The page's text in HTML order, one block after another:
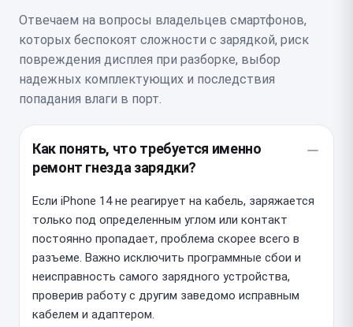
Отвечаем на вопросы владельцев смартфонов,
которых беспокоят сложности с зарядкой, риск
повреждения дисплея при разборке, выбор
надежных комплектующих и последствия
попадания влаги в порт.
Как понять, что требуется именно
ремонт гнезда зарядки?
Если iPhone 14 не реагирует на кабель, заряжается
только под определенным углом или контакт
постоянно пропадает, проблема скорее всего в
разъеме. Важно исключить программные сбои и
неисправность самого зарядного устройства,
проверив работу с другим заведомо исправным
кабелем и адаптером.